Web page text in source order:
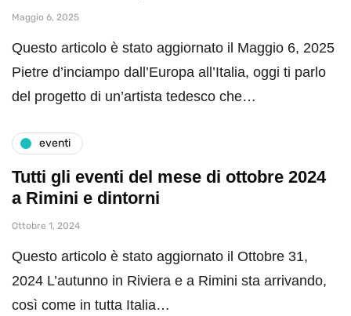
Maggio 6, 2025
Questo articolo è stato aggiornato il Maggio 6, 2025
Pietre d’inciampo dall’Europa all’Italia, oggi ti parlo
del progetto di un’artista tedesco che…
eventi
Tutti gli eventi del mese di ottobre 2024
a Rimini e dintorni
Ottobre 1, 2024
Questo articolo è stato aggiornato il Ottobre 31,
2024 L’autunno in Riviera e a Rimini sta arrivando,
così come in tutta Italia…